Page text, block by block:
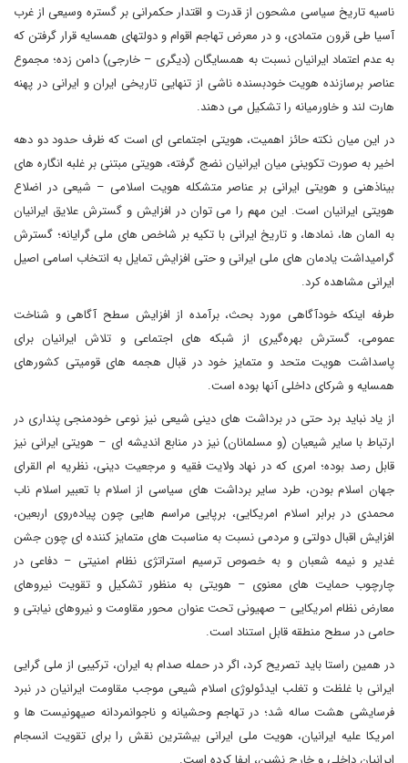
ناسیه تاریخ سیاسی مشحون از قدرت و اقتدار حکمرانی بر گستره وسیعی از غرب
آسیا طی قرون متمادی، و در معرض تهاجم اقوام و دولتهای همسایه قرار گرفتن که
به عدم اعتماد ایرانیان نسبت به همسایگان (دیگری – خارجی) دامن زده؛ مجموع
عناصر برسازنده هویت خودبسنده ناشی از تنهایی تاریخی ایران و ایرانی در پهنه
هارت لند و خاورمیانه را تشکیل می دهند.
در این میان نکته حائز اهمیت، هویتی اجتماعی ای است که ظرف حدود دو دهه
اخیر به صورت تکوینی میان ایرانیان نضج گرفته، هویتی مبتنی بر غلبه انگاره های
بیناذهنی و هویتی ایرانی بر عناصر متشکله هویت اسلامی – شیعی در اضلاع
هویتی ایرانیان است. این مهم را می توان در افزایش و گسترش علایق ایرانیان
به المان ها، نمادها، و تاریخ ایرانی با تکیه بر شاخص های ملی گرایانه؛ گسترش
گرامیداشت یادمان های ملی ایرانی و حتی افزایش تمایل به انتخاب اسامی اصیل
ایرانی مشاهده کرد.
طرفه اینکه خودآگاهی مورد بحث، برآمده از افزایش سطح آگاهی و شناخت
عمومی، گسترش بهره‌گیری از شبکه های اجتماعی و تلاش ایرانیان برای
پاسداشت هویت متحد و متمایز خود در قبال هجمه های قومیتی کشورهای
همسایه و شرکای داخلی آنها بوده است.
از یاد نباید برد حتی در برداشت های دینی شیعی نیز نوعی خودمنجی پنداری در
ارتباط با سایر شیعیان (و مسلمانان) نیز در منابع اندیشه ای – هویتی ایرانی نیز
قابل رصد بوده؛ امری که در نهاد ولایت فقیه و مرجعیت دینی، نظریه ام القرای
جهان اسلام بودن، طرد سایر برداشت های سیاسی از اسلام با تعبیر اسلام ناب
محمدی در برابر اسلام امریکایی، برپایی مراسم هایی چون پیاده‌روی اربعین،
افزایش اقبال دولتی و مردمی نسبت به مناسبت های متمایز کننده ای چون جشن
غدیر و نیمه شعبان و به خصوص ترسیم استراتژی نظام امنیتی – دفاعی در
چارچوب حمایت های معنوی – هویتی به منظور تشکیل و تقویت نیروهای
معارض نظام امریکایی – صهیونی تحت عنوان محور مقاومت و نیروهای نیابتی و
حامی در سطح منطقه قابل استناد است.
در همین راستا باید تصریح کرد، اگر در حمله صدام به ایران، ترکیبی از ملی گرایی
ایرانی با غلظت و تغلب ایدئولوژی اسلام شیعی موجب مقاومت ایرانیان در نبرد
فرسایشی هشت ساله شد؛ در تهاجم وحشیانه و ناجوانمردانه صیهونیست ها و
امریکا علیه ایرانیان، هویت ملی ایرانی بیشترین نقش را برای تقویت انسجام